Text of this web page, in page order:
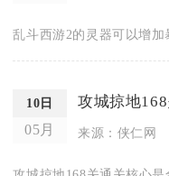
10日
05月 来源：侠仁网